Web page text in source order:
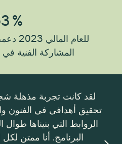
%
المشاركة الفنية في
لقد كانت تجربة مذهلة
تحقيق أهدافي في الفنون
الروابط التي بنيناها
البرنامج. أنا ممتن